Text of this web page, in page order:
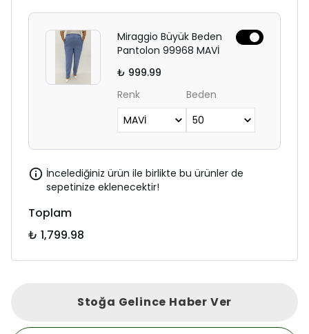
Miraggio Büyük Beden
Pantolon 99968 MAVİ
₺ 999.99
Renk
Beden
İncelediğiniz ürün ile birlikte bu ürünler de
sepetinize eklenecektir!
Toplam
₺ 1,799.98
Stoğa Gelince Haber Ver